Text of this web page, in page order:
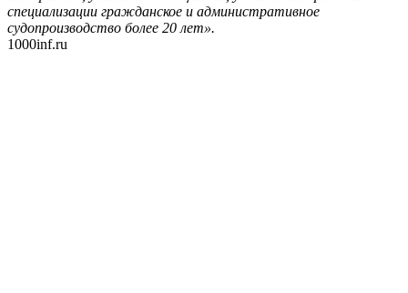
специализации гражданское и административное
судопроизводство более 20 лет».
1000inf.ru